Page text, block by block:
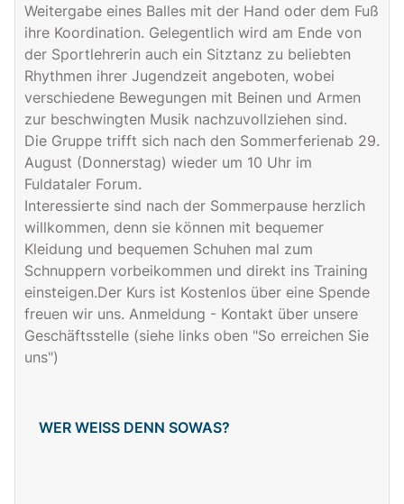
Weitergabe eines Balles mit der Hand oder dem Fuß
ihre Koordination. Gelegentlich wird am Ende von
der Sportlehrerin auch ein Sitztanz zu beliebten
Rhythmen ihrer Jugendzeit angeboten, wobei
verschiedene Bewegungen mit Beinen und Armen
zur beschwingten Musik nachzuvollziehen sind.
Die Gruppe trifft sich nach den Sommerferienab 29.
August (Donnerstag) wieder um 10 Uhr im
Fuldataler Forum.
Interessierte sind nach der Sommerpause herzlich
willkommen, denn sie können mit bequemer
Kleidung und bequemen Schuhen mal zum
Schnuppern vorbeikommen und direkt ins Training
einsteigen.Der Kurs ist Kostenlos über eine Spende
freuen wir uns. Anmeldung - Kontakt über unsere
Geschäftsstelle (siehe links oben "So erreichen Sie
uns")
WER WEISS DENN SOWAS?